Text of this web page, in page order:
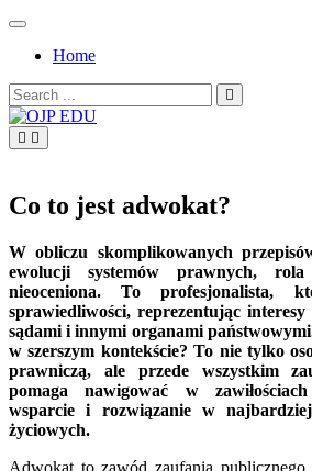
Skip
contentHome
Search
for:
Co to jest adwokat?
W obliczu skomplikowanych
ewolucji systemów prawnych,
nieoceniona. To profesjonalista,
sprawiedliwości, reprezentując
sądami i innymi organami
w szerszym kontekście? To nie tylko
prawniczą, ale przede wszystkim
pomaga nawigować w
wsparcie i rozwiązanie w
życiowych.
Adwokat to zawód zaufania